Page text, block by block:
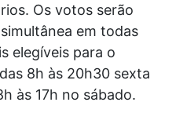
Os votos serão
em todas
elegíveis para o
8h às 20h30 sexta
às 17h no sábado.